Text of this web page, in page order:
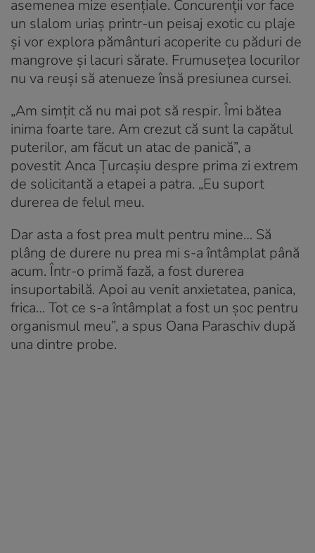
asemenea mize esențiale. Concurenții vor face
un slalom uriaș printr-un peisaj exotic cu plaje
și vor explora pământuri acoperite cu păduri de
mangrove și lacuri sărate. Frumusețea locurilor
nu va reuși să atenueze însă presiunea cursei.
„Am simțit că nu mai pot să respir. Îmi bătea
inima foarte tare. Am crezut că sunt la capătul
puterilor, am făcut un atac de panică”, a
povestit Anca Țurcașiu despre prima zi extrem
de solicitantă a etapei a patra. „Eu suport
durerea de felul meu.
Dar asta a fost prea mult pentru mine… Să
plâng de durere nu prea mi s-a întâmplat până
acum. Într-o primă fază, a fost durerea
insuportabilă. Apoi au venit anxietatea, panica,
frica… Tot ce s-a întâmplat a fost un șoc pentru
organismul meu”, a spus Oana Paraschiv după
una dintre probe.